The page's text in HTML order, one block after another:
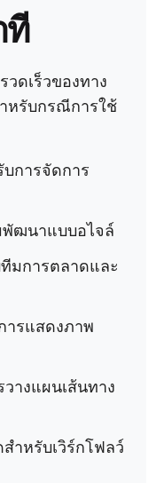
ที
วดเร็วของทาง
หรับกรณีการใช้
การจัดการ
พัฒนาแบบอไจล์
มการตลาดและ
ารแสดงภาพ
างแผนเส้นทาง
ำหรับเวิร์กโฟลว์